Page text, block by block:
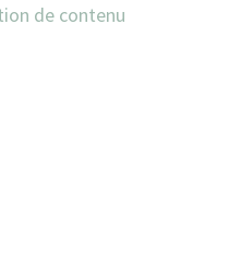
de contenu